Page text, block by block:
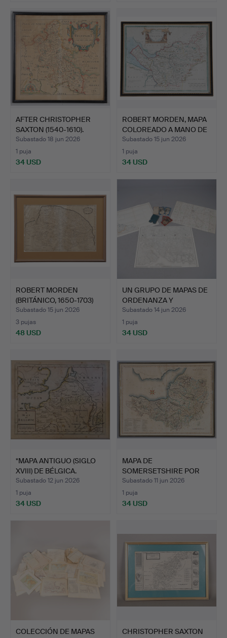
AFTER CHRISTOPHER
SAXTON (1540-1610).
BUCK…
Subastado 18 jun 2026
1 puja
34 USD
ROBERT MORDEN, MAPA
COLOREADO A MANO DE
CH…
Subastado 15 jun 2026
1 puja
34 USD
ROBERT MORDEN
(BRITÁNICO, 1650-1703)
MAPA …
Subastado 15 jun 2026
3 pujas
48 USD
UN GRUPO DE MAPAS DE
ORDENANZA Y
PLEGABLES.
Subastado 14 jun 2026
1 puja
34 USD
*MAPA ANTIGUO (SIGLO
XVIII) DE BÉLGICA.
Subastado 12 jun 2026
1 puja
34 USD
MAPA DE
SOMERSETSHIRE POR
JOHN CARY.
Subastado 11 jun 2026
1 puja
34 USD
COLECCIÓN DE MAPAS
CHRISTOPHER SAXTON